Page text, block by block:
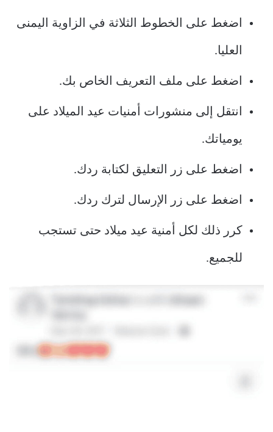
اضغط على الخطوط الثلاثة في الزاوية اليمنى
العليا.
اضغط على ملف التعريف الخاص بك.
انتقل إلى منشورات أمنيات عيد الميلاد على
يومياتك.
اضغط على زر التعليق لكتابة ردك.
اضغط على زر الإرسال لترك ردك.
كرر ذلك لكل أمنية عيد ميلاد حتى تستجب
للجميع.